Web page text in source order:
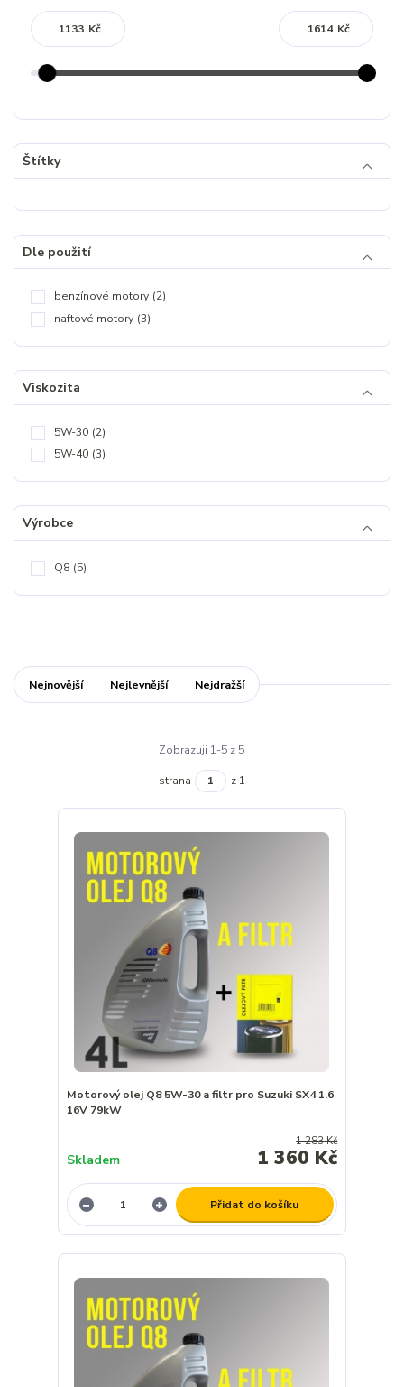
Kč Kč
Štítky
Dle použití
benzínové motory (2)
naftové motory (3)
Viskozita
5W-30 (2)
5W-40 (3)
Výrobce
Q8 (5)
Nejnovější Nejlevnější Nejdražší
Zobrazuji 1-5 z 5
strana z 1
Motorový olej Q8 5W-30 a filtr pro Suzuki SX4 1.6
16V 79kW
1 283 Kč
1 360 Kč
Skladem
Přidat do košíku